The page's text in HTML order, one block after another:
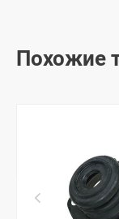
Похожие